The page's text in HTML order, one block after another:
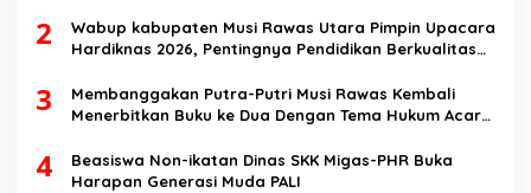
Speech di SMK Ikhlas Jawilan
2
Wabup kabupaten Musi Rawas Utara Pimpin Upacara
Hardiknas 2026, Pentingnya Pendidikan Berkualitas
3
Membanggakan Putra-Putri Musi Rawas Kembali
Menerbitkan Buku ke Dua Dengan Tema Hukum Acara
4
Beasiswa Non-ikatan Dinas SKK Migas-PHR Buka
Harapan Generasi Muda PALI